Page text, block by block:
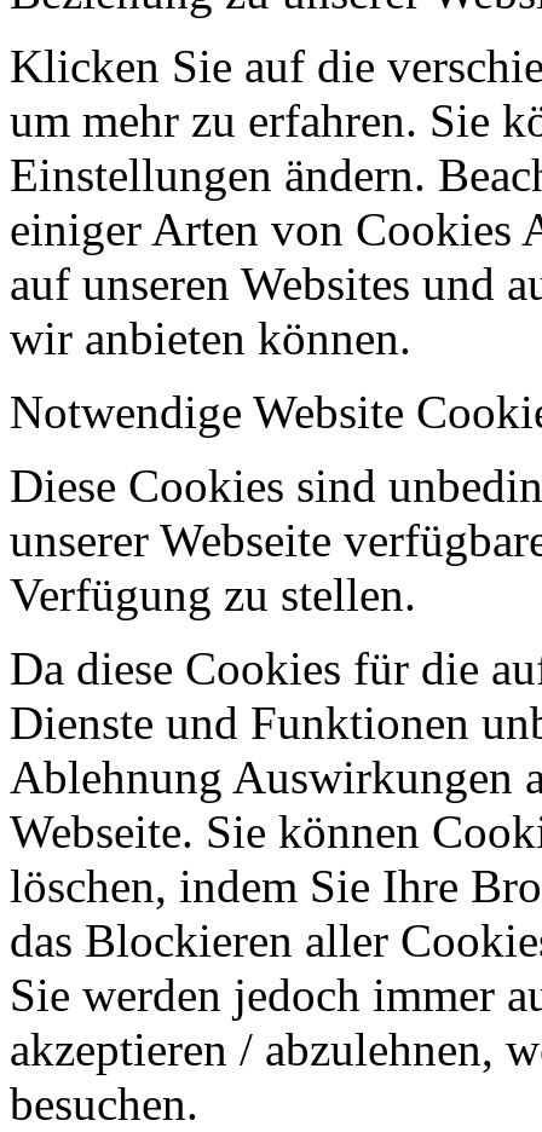
Klicken Sie auf die
um mehr zu erfahren. Sie
Einstellungen ändern.
einiger Arten von Cookies
auf unseren Websites und
wir anbieten können.
Notwendige Website
Diese Cookies sind
unserer Webseite
Verfügung zu stellen.
Da diese Cookies für die
Dienste und Funktionen
Ablehnung Auswirkungen
Webseite. Sie können
löschen, indem Sie Ihre
das Blockieren aller
Sie werden jedoch immer
akzeptieren / abzulehnen,
besuchen.